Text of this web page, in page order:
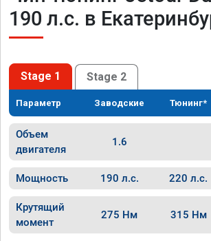
190 л.с. в
Stage 1 Stage 2
Параметр Заводские Тюнинг*
Объем
двигателя
1.6
Мощность 190 л.с. 220 л.с.
Крутящий
момент
275 Нм 315 Нм